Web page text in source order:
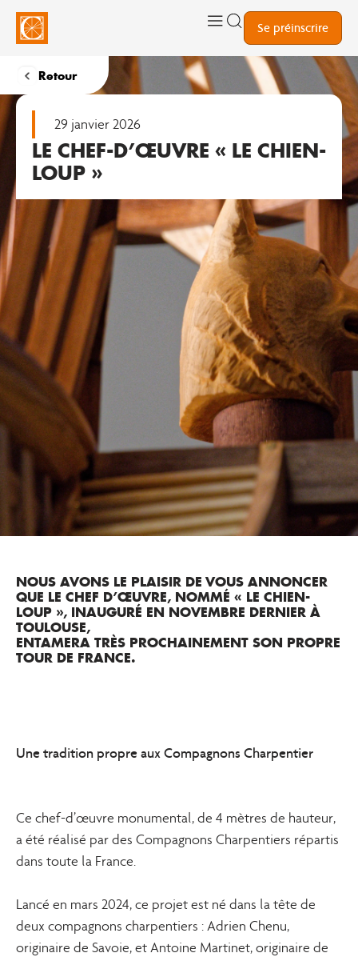
Se préinscrire
Retour
29 janvier 2026
LE CHEF-D’ŒUVRE « LE CHIEN-
LOUP »
NOUS AVONS LE PLAISIR DE VOUS ANNONCER
QUE LE CHEF D’ŒUVRE, NOMMÉ « LE CHIEN-
LOUP », INAUGURÉ EN NOVEMBRE DERNIER À
TOULOUSE,
ENTAMERA TRÈS PROCHAINEMENT SON PROPRE
TOUR DE FRANCE.
Une tradition propre auxCompagnons Charpentier
Ce chef-d’œuvre monumental, de 4 mètres de hauteur,
a été réalisé par des Compagnons Charpentiers répartis
dans toute la France.
Lancé en mars 2024, ce projet est né dans la tête de
deux compagnons charpentiers : Adrien Chenu,
originaire de Savoie, et Antoine Martinet, originaire de